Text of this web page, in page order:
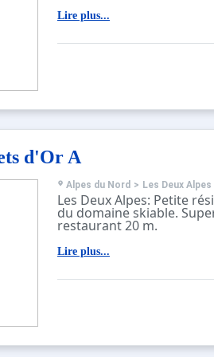
montagnes environnantes
événements locaux
Lire plus...
d'Or A
Alpes du Nord > Les Deux Alpes
Les Deux Alpes: Petite
du domaine skiable.
restaurant 20 m.
Lire plus...